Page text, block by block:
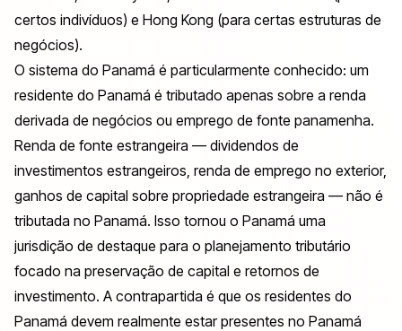
certos indivíduos) e Hong Kong (para certas estruturas de
negócios).
O sistema do Panamá é particularmente conhecido: um
residente do Panamá é tributado apenas sobre a renda
derivada de negócios ou emprego de fonte panamenha.
Renda de fonte estrangeira — dividendos de
investimentos estrangeiros, renda de emprego no exterior,
ganhos de capital sobre propriedade estrangeira — não é
tributada no Panamá. Isso tornou o Panamá uma
jurisdição de destaque para o planejamento tributário
focado na preservação de capital e retornos de
investimento. A contrapartida é que os residentes do
Panamá devem realmente estar presentes no Panamá